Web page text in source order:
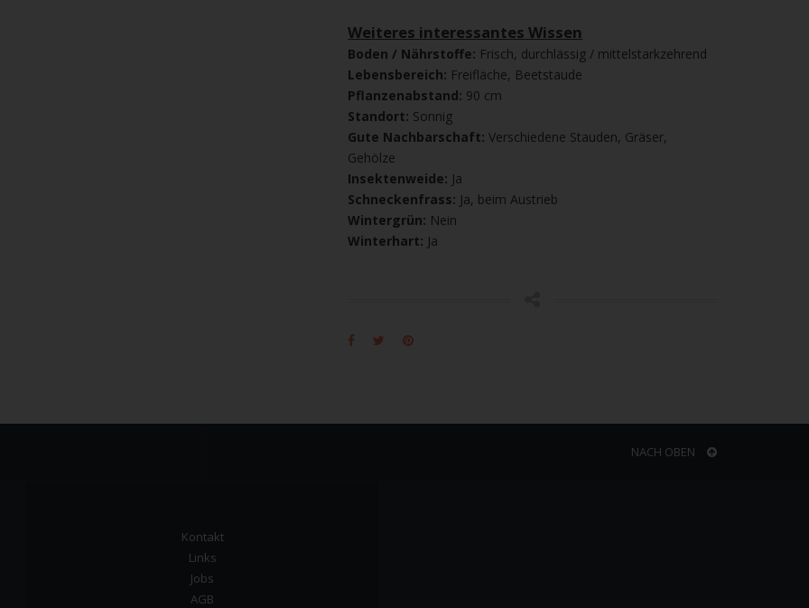
Weiteres interessantes Wissen
Boden / Nährstoffe: Frisch, durchlässig / mittelstarkzehrend
Lebensbereich: Freifläche, Beetstaude
Pflanzenabstand: 90 cm
Standort: Sonnig
Gute Nachbarschaft:Verschiedene Stauden, Gräser,
Gehölze
Insektenweide: Ja
Schneckenfrass: Ja, beim Austrieb
Wintergrün: Nein
Winterhart: Ja
NACH OBEN
Kontakt
Links
Jobs
AGB